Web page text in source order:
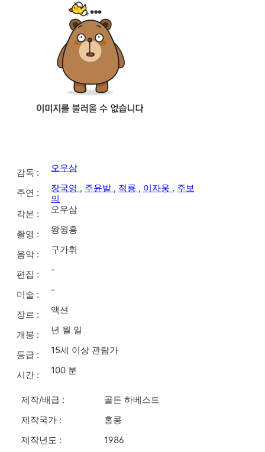
감독 : 오우삼
주연 : 장국영 , 주윤발 , 적룡 , 이자웅 , 주보
의
각본 :
오우삼
촬영 : 왕윙홍
음악 : 구가휘
편집 : -
미술 : -
장르 : 액션
개봉 : 년 월 일
등급 : 15세 이상 관람가
시간 : 100 분
제작/배급 :
골든 하베스트
제작국가 :
홍콩
제작년도 :
1986